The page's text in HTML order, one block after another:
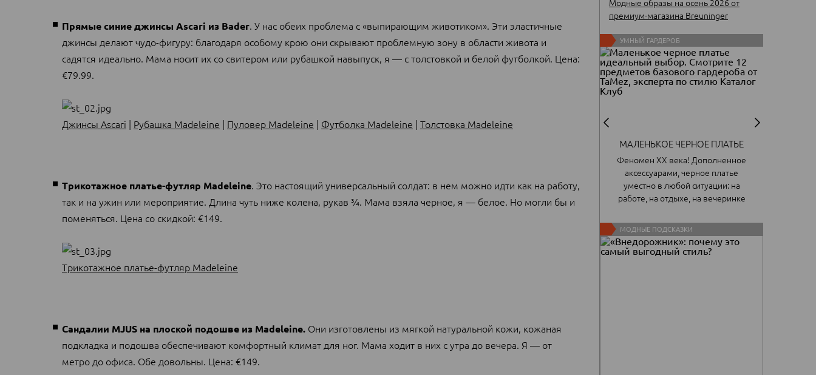
Прямые синие джинсы Ascari из Bader. У нас обеих проблема с «выпирающим животиком». Эти эластичные
джинсы делают чудо-фигуру: благодаря особому крою они скрывают проблемную зону в области живота и
садятся идеально. Мама носит их со свитером или рубашкой навыпуск, я — с толстовкой и белой футболкой. Цена:
€79.99.
Джинсы Ascari | Рубашка Madeleine | Пуловер Madeleine | Футболка Madeleine | Толстовка Madeleine
Трикотажное платье-футляр Madeleine. Это настоящий универсальный солдат: в нем можно идти как на работу,
так и на ужин или мероприятие. Длина чуть ниже колена, рукав ¾. Мама взяла черное, я — белое. Но могли бы и
поменяться. Цена со скидкой: €149.
Трикотажное платье-футляр Madeleine
Сандалии MJUS на плоской подошве из Madeleine. Они изготовлены из мягкой натуральной кожи, кожаная
подкладка и подошва обеспечивают комфортный климат для ног. Мама ходит в них с утра до вечера. Я — от
метро до офиса. Обе довольны. Цена: €149.
Модные образы на осень 2026 от
премиум-магазина Breuninger
УМНЫЙ ГАРДЕРОБ
МАЛЕНЬКОЕ ЧЕРНОЕ ПЛАТЬЕ
Феномен ХХ века! Дополненное
аксессуарами, черное платье
уместно в любой ситуации: на
работе, на отдыхе, на вечеринке
МОДНЫЕ ПОДСКАЗКИ